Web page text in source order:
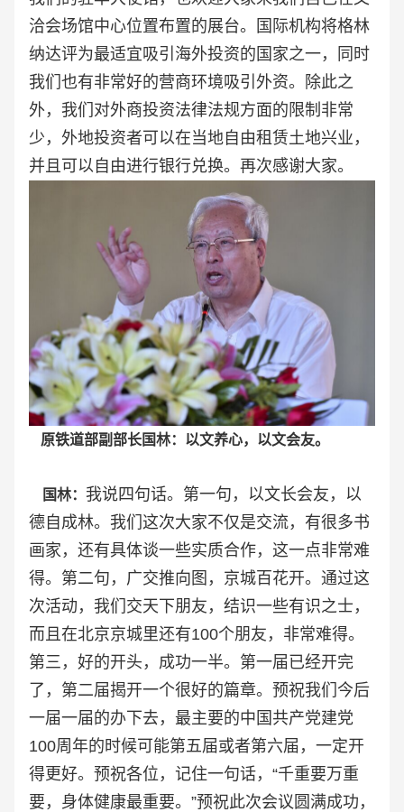
洽会场馆中心位置布置的展台。国际机构将格林
纳达评为最适宜吸引海外投资的国家之一，同时
我们也有非常好的营商环境吸引外资。除此之
外，我们对外商投资法律法规方面的限制非常
少，外地投资者可以在当地自由租赁土地兴业，
并且可以自由进行银行兑换。再次感谢大家。
原铁道部副部长国林：以文养心，以文会友。
国林： 我说四句话。第一句，以文长会友，以
德自成林。我们这次大家不仅是交流，有很多书
画家，还有具体谈一些实质合作，这一点非常难
得。第二句，广交推向图，京城百花开。通过这
次活动，我们交天下朋友，结识一些有识之士，
而且在北京京城里还有100个朋友，非常难得。
第三，好的开头，成功一半。第一届已经开完
了，第二届揭开一个很好的篇章。预祝我们今后
一届一届的办下去，最主要的中国共产党建党
100周年的时候可能第五届或者第六届，一定开
得更好。预祝各位，记住一句话，“千重要万重
要，身体健康最重要。”预祝此次会议圆满成功，